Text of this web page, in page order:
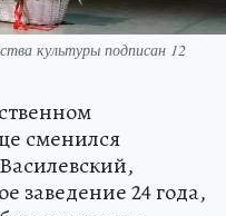
культуры подписан 12
сменился
заведение 24 года,